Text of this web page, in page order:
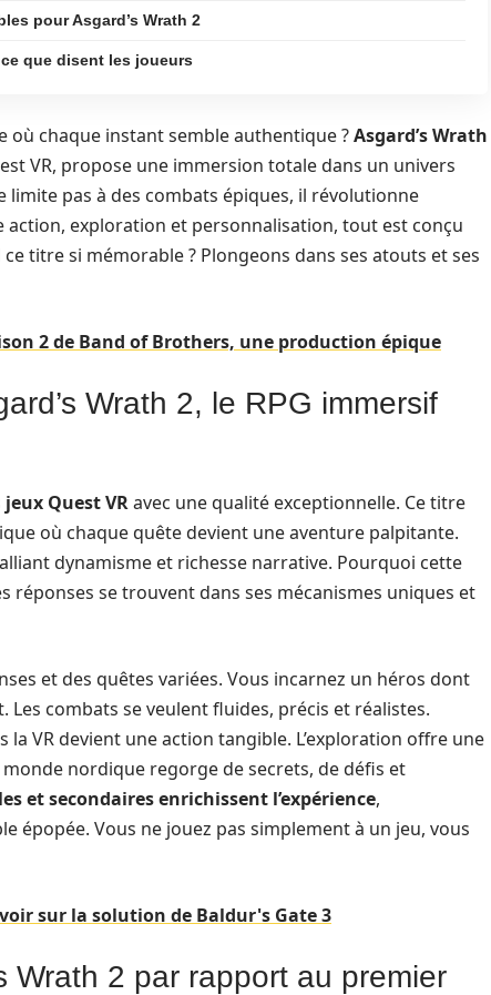
pour Asgard’s Wrath 2
que disent les joueurs
où chaque instant semble authentique ?Asgard’s Wrath
VR, propose une immersion totale dans un univers
limite pas à des combats épiques, il révolutionne
action, exploration et personnalisation, tout est conçu
titre si mémorable ? Plongeons dans ses atouts et ses
2 de Band of Brothers, une production épique
Wrath 2, le RPG immersif
jeux Quest VRavec une qualité exceptionnelle. Ce titre
où chaque quête devient une aventure palpitante.
dynamisme et richesse narrative. Pourquoi cette
réponses se trouvent dans ses mécanismes uniques et
et des quêtes variées. Vous incarnez un héros dont
combats se veulent fluides, précis et réalistes.
VR devient une action tangible. L’exploration offre une
nordique regorge de secrets, de défis et
et secondaires enrichissent l’expérience,
épopée. Vous ne jouez pas simplement à un jeu, vous
sur la solution de Baldur's Gate 3
Wrath 2 par rapport au premier